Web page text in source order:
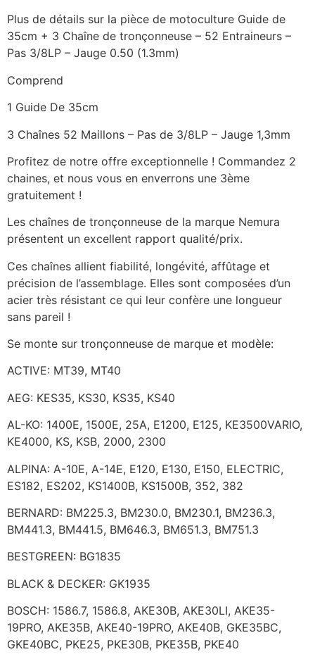
Plus de détails sur la pièce de motoculture Guide de
35cm + 3 Chaîne de tronçonneuse – 52 Entraineurs –
Pas 3/8LP – Jauge 0.50 (1.3mm)
Comprend
1 Guide De 35cm
3 Chaînes 52 Maillons – Pas de 3/8LP – Jauge 1,3mm
Profitez de notre offre exceptionnelle ! Commandez 2
chaines, et nous vous en enverrons une 3ème
gratuitement !
Les chaînes de tronçonneuse de la marque Nemura
présentent un excellent rapport qualité/prix.
Ces chaînes allient fiabilité, longévité, affûtage et
précision de l’assemblage. Elles sont composées d’un
acier très résistant ce qui leur confère une longueur
sans pareil !
Se monte sur tronçonneuse de marque et modèle:
ACTIVE: MT39, MT40
AEG: KES35, KS30, KS35, KS40
AL-KO: 1400E, 1500E, 25A, E1200, E125, KE3500VARIO,
KE4000, KS, KSB, 2000, 2300
ALPINA: A-10E, A-14E, E120, E130, E150, ELECTRIC,
ES182, ES202, KS1400B, KS1500B, 352, 382
BERNARD: BM225.3, BM230.0, BM230.1, BM236.3,
BM441.3, BM441.5, BM646.3, BM651.3, BM751.3
BESTGREEN: BG1835
BLACK & DECKER: GK1935
BOSCH: 1586.7, 1586.8, AKE30B, AKE30LI, AKE35-
19PRO, AKE35B, AKE40-19PRO, AKE40B, GKE35BC,
GKE40BC, PKE25, PKE30B, PKE35B, PKE40